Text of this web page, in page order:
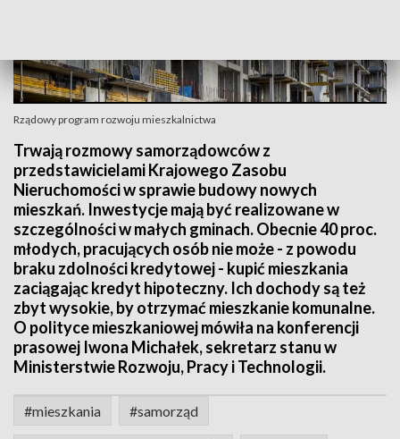
Rządowy program rozwoju mieszkalnictwa
Trwają rozmowy samorządowców z
przedstawicielami Krajowego Zasobu
Nieruchomości w sprawie budowy nowych
mieszkań. Inwestycje mają być realizowane w
szczególności w małych gminach. Obecnie 40 proc.
młodych, pracujących osób nie może - z powodu
braku zdolności kredytowej - kupić mieszkania
zaciągając kredyt hipoteczny. Ich dochody są też
zbyt wysokie, by otrzymać mieszkanie komunalne.
O polityce mieszkaniowej mówiła na konferencji
prasowej Iwona Michałek, sekretarz stanu w
Ministerstwie Rozwoju, Pracy i Technologii.
#mieszkania #samorząd